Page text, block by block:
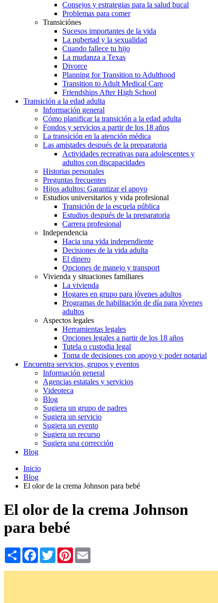
Consejos y estrategias para la salud bucal
Problemas para comer
Transiciónes
Sucesos importantes de la vida
La pubertad y la sexualidad
Cuando fallece tu hijo
La mudanza a Texas
Divorce
Planning for Transition to Adulthood
Transition to Adult Medical Care
Friendships After High School
Transición a la edad adulta
Información general
Cómo planificar la transición a la edad adulta
Fondos y servicios a partir de los 18 años
La transición en la atención médica
Las amistades después de la preparatoria
Actividades recreativas para adolescentes y
adultos con discapacidades
Historias personales
Preguntas frecuentes
Hijos adultos: Garantizar el apoyo
Estudios universitarios y vida profesional
Transición de la escuela pública
Estudios después de la preparatoria
Carrera profesional
Independencia
Hacia una vida independiente
Decisiones de la vida adulta
El dinero
Opciones de manejo y transport
Vivienda y situaciones familiares
La vivienda
Hogares en grupo para jóvenes adultos
Programas de habilitación de día para jóvenes
adultos
Aspectos legales
Herramientas legales
Opciones legales a partir de los 18 años
Tutela o custodia legal
Toma de decisiones con apoyo y poder notarial
Encuentra servicios, grupos y eventos
Información general
Agencias estatales y servicios
Videoteca
Blog
Sugiera un grupo de padres
Sugiera un servicio
Sugiera un evento
Sugiera un recurso
Sugiera una corrección
Blog
Inicio
Blog
El olor de la crema Johnson para bebé
El olor de la crema Johnson
para bebé
Share Facebook
TwitterPinterest